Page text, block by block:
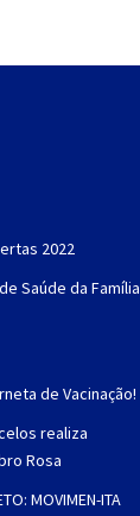
2022
Saúde da Família
de Vacinação!
realiza
Rosa
MOVIMEN-ITA